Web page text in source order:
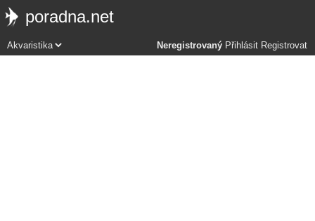
poradna.net
Neregistrovaný Přihlásit Registrovat